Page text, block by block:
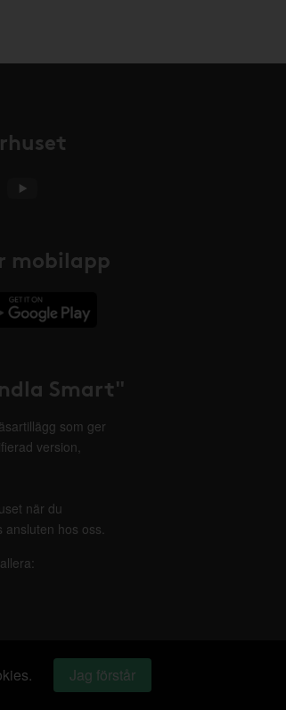
mobilapp
Smart"
som ger
version,
när du
ansluten hos oss.
Jag förstår